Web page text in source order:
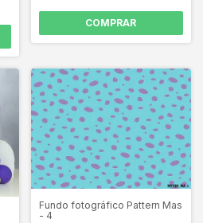
COMPRAR
Fundo fotográfico Pattern Mas
- 4